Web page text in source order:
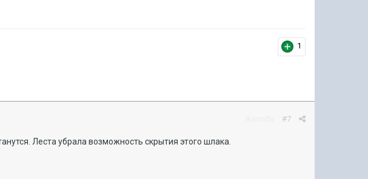
1
#7
Леста убрала возможность скрытия этого шлака.